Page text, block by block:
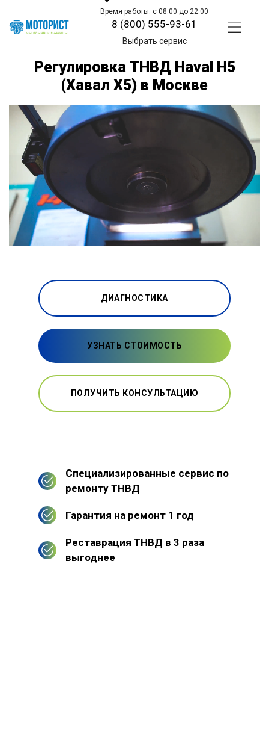
Время работы: с 08:00 до 22:00
8 (800) 555-93-61
Выбрать сервис
Регулировка ТНВД Haval H5
(Хавал Х5) в Москве
ДИАГНОСТИКА
УЗНАТЬ СТОИМОСТЬ
ПОЛУЧИТЬ КОНСУЛЬТАЦИЮ
Специализированные сервис по
ремонту ТНВД
Гарантия на ремонт 1 год
Реставрация ТНВД в 3 раза
выгоднее